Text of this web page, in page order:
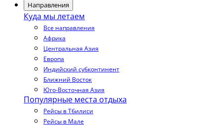
Направления
Куда мы летаем
Все направления
Африка
Центральная Азия
Европа
Индийский субконтинент
Ближний Восток
Юго-Восточная Азия
Популярные места отдыха
Рейсы в Тбилиси
Рейсы в Мале